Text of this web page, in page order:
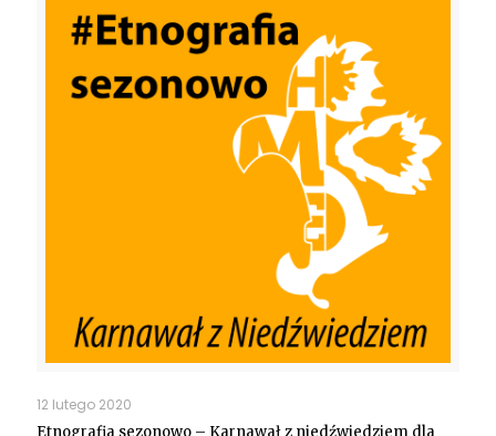
12 lutego 2020
Etnografia sezonowo – Karnawał z niedźwiedziem dla